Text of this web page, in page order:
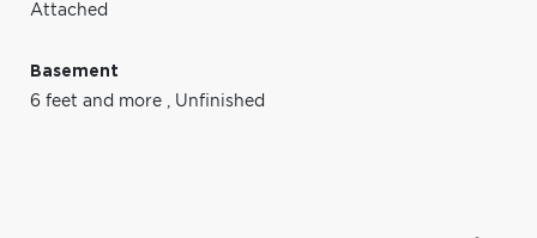
Attached
Basement
6 feet and more , Unfinished